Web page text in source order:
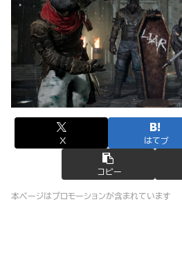
X はてブ
コピー
本ページはプロモーションが含まれています